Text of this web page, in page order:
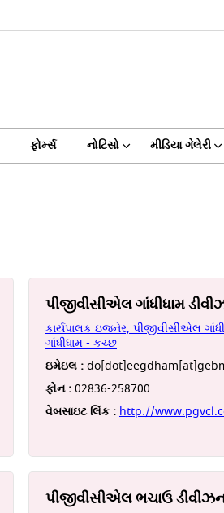
ફોર્મ્સ નોટિસો મીડિયા ગેલેરી
પીજીવીસીએલ ગાંધીધામ
કાર્યપાલક ઇજનેર, પીજીવીસીએલ
ગાંધીધામ - કચ્છ
ઇમેઇલ :
ફોન :02836-258700
વેબસાઇટ લિંક : http://
પીજીવીસીએલ ભચાઉ